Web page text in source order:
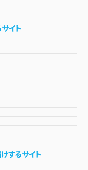
イト
するサイト